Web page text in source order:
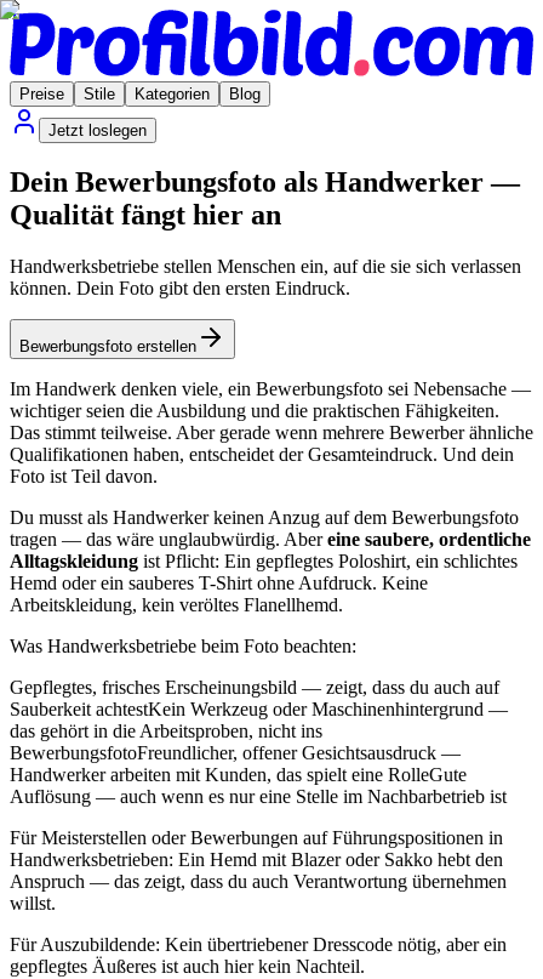
Preise Stile Kategorien
Blog
Jetzt loslegen
Dein Bewerbungsfoto als Handwerker —
Qualität fängt hier an
Handwerksbetriebe stellen Menschen ein, auf die sie sich verlassen
können. Dein Foto gibt den ersten Eindruck.
Bewerbungsfoto erstellen
Im Handwerk denken viele, ein Bewerbungsfoto sei Nebensache —
wichtiger seien die Ausbildung und die praktischen Fähigkeiten.
Das stimmt teilweise. Aber gerade wenn mehrere Bewerber ähnliche
Qualifikationen haben, entscheidet der Gesamteindruck. Und dein
Foto ist Teil davon.
Du musst als Handwerker keinen Anzug auf dem Bewerbungsfoto
tragen — das wäre unglaubwürdig. Abereine saubere, ordentliche
Alltagskleidung ist Pflicht: Ein gepflegtes Poloshirt, ein schlichtes
Hemd oder ein sauberes T-Shirt ohne Aufdruck. Keine
Arbeitskleidung, kein veröltes Flanellhemd.
Was Handwerksbetriebe beim Foto beachten:
Gepflegtes, frisches Erscheinungsbild — zeigt, dass du auch auf
Sauberkeit achtestKein Werkzeug oder Maschinenhintergrund —
das gehört in die Arbeitsproben, nicht ins
BewerbungsfotoFreundlicher, offener Gesichtsausdruck —
Handwerker arbeiten mit Kunden, das spielt eine RolleGute
Auflösung — auch wenn es nur eine Stelle im Nachbarbetrieb ist
Für Meisterstellen oder Bewerbungen auf Führungspositionen in
Handwerksbetrieben: Ein Hemd mit Blazer oder Sakko hebt den
Anspruch — das zeigt, dass du auch Verantwortung übernehmen
willst.
Für Auszubildende: Kein übertriebener Dresscode nötig, aber ein
gepflegtes Äußeres ist auch hier kein Nachteil.